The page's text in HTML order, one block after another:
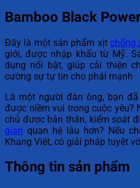
Bamboo Black
Đây là một sản phẩm xịt chống
giới, được nhập khẩu từ Mỹ.
dụng nổi bật, giúp cải thiện
cường sự tự tin cho phái mạnh
Là một người đàn ông, bạn
được niềm vui trong cuộc yêu?
chủ được bản thân, kiểm soát
gian quan hệ lâu hơn? Nếu
Khang Việt, có giải pháp tuyệt
Thông tin sản phẩm